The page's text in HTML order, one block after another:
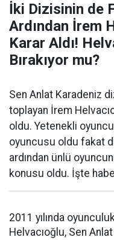
İki Dizisinin de
Ardından İrem
Karar Aldı!
Bırakıyor mu?
Sen Anlat Karadeniz
toplayan İrem
oldu. Yetenekli
oyuncusu oldu fakat
ardından ünlü
konusu oldu. İşte
2011 yılında
Helvacıoğlu, Sen